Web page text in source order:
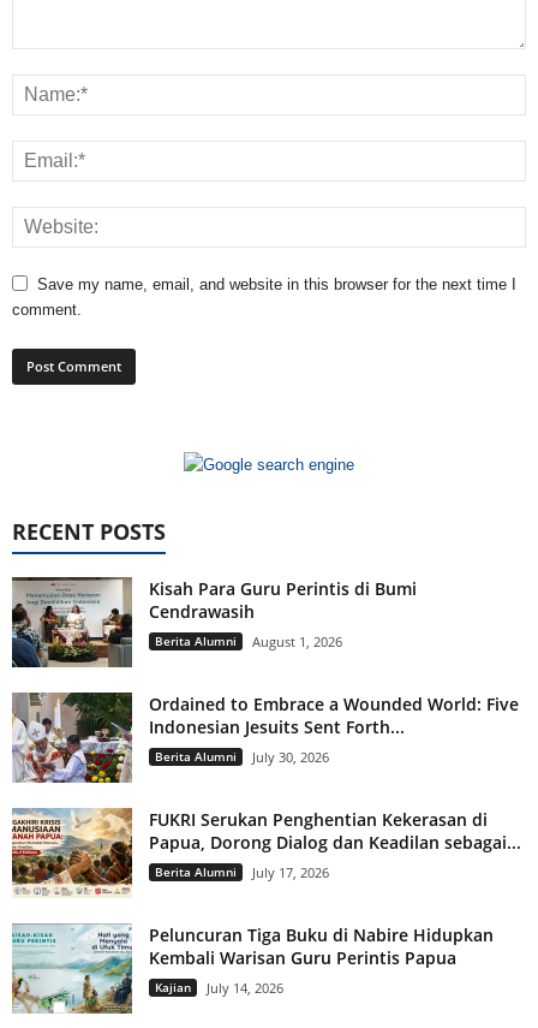
Save my name, email, and website in this browser for the next time I
comment.
RECENT POSTS
Kisah Para Guru Perintis di Bumi
Cendrawasih
Berita Alumni August 1, 2026
Ordained to Embrace a Wounded World: Five
Indonesian Jesuits Sent Forth...
Berita Alumni July 30, 2026
FUKRI Serukan Penghentian Kekerasan di
Papua, Dorong Dialog dan Keadilan sebagai...
Berita Alumni July 17, 2026
Peluncuran Tiga Buku di Nabire Hidupkan
Kembali Warisan Guru Perintis Papua
Kajian July 14, 2026